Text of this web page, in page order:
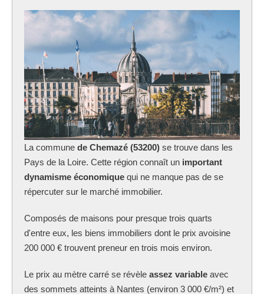
La commune de Chemazé (53200) se trouve dans les
Pays de la Loire. Cette région connaît un important
dynamisme économique qui ne manque pas de se
répercuter sur le marché immobilier.
Composés de maisons pour presque trois quarts
d'entre eux, les biens immobiliers dont le prix avoisine
200 000 € trouvent preneur en trois mois environ.
Le prix au mètre carré se révèle assez variable avec
des sommets atteints à Nantes (environ 3 000 €/m²) et